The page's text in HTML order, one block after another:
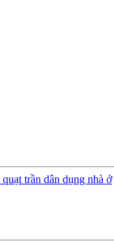
trần dân dụng nhà ở